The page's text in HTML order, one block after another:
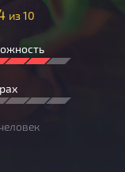
из 10